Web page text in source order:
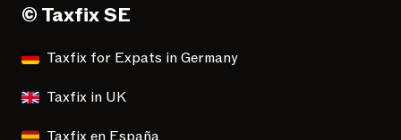
© Taxfix SE
Taxfix for Expats in Germany
Taxfix in UK